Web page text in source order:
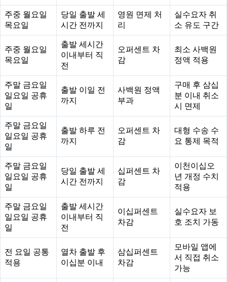
주중 월요일
목요일
당일 출발 세
시간 전까지
영원 면제 처
리
실수요자 취
소 유도 구간
주중 월요일
목요일
출발 세시간
이내부터 직
전
오퍼센트 차
감
최소 사백원
정액 적용
주말 금요일
일요일 공휴
일
출발 이일 전
까지
사백원 정액
부과
구매 후 삼십
분 이내 취소
시 면제
주말 금요일
일요일 공휴
일
출발 하루 전
까지
오퍼센트 차
감
대형 수송 수
요 통제 목적
주말 금요일
일요일 공휴
일
당일 출발 세
시간 전까지
십퍼센트 차
감
이천이십오
년 개정 수치
적용
주말 금요일
일요일 공휴
일
출발 세시간
이내부터 직
전
이십퍼센트
차감
실수요자 보
호 조치 가동
전 요일 공통
적용
열차 출발 후
이십분 이내
삼십퍼센트
차감
모바일 앱에
서 직접 취소
가능